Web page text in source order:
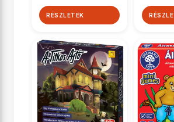
RÉSZLETEK